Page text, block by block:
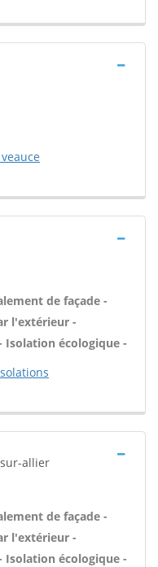
de façade -
l'extérieur -
Isolation écologique -
allier
de façade -
l'extérieur -
Isolation écologique -